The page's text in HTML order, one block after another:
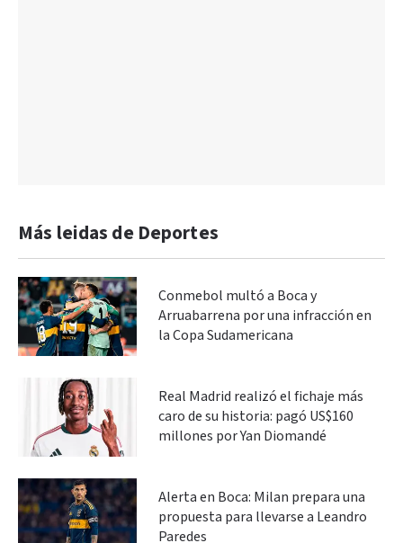
Más leidas de Deportes
Conmebol multó a Boca y
Arruabarrena por una infracción en
la Copa Sudamericana
Real Madrid realizó el fichaje más
caro de su historia: pagó US$160
millones por Yan Diomandé
Alerta en Boca: Milan prepara una
propuesta para llevarse a Leandro
Paredes